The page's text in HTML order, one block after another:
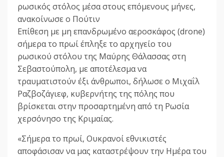
ρωσικός στόλος μέσα στους επόμενους μήνες,
ανακοίνωσε ο Πούτιν
Επίθεση με μη επανδρωμένο αεροσκάφος (drone)
σήμερα το πρωί έπληξε το αρχηγείο του
ρωσικού στόλου της Μαύρης Θάλασσας στη
Σεβαστούπολη, με αποτέλεσμα να
τραυματιστούν έξι άνθρωποι, δήλωσε ο Μιχαΐλ
Ραζβοζάγιεφ, κυβερνήτης της πόλης που
βρίσκεται στην προσαρτημένη από τη Ρωσία
χερσόνησο της Κριμαίας.
«Σήμερα το πρωί, Ουκρανοί εθνικιστές
αποφάσισαν να μας καταστρέψουν την Ημέρα του